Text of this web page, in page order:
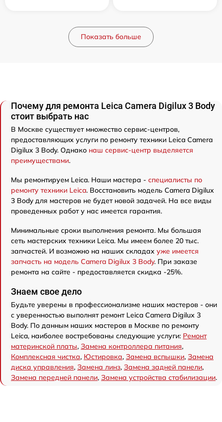
Показать больше
Почему для ремонта Leica Camera Digilux 3 Body
стоит выбрать нас
В Москве существует множество сервис-центров,
предоставляющих услуги по ремонту техники Leica Camera
Digilux 3 Body. Однако наш сервис-центр выделяется
преимуществами.
Мы ремонтируем Leica. Наши мастера - специалисты по
ремонту техники Leica. Восстановить модель Camera Digilux
3 Body для мастеров не будет новой задачей. На все виды
проведенных работ у нас имеется гарантия.
Минимальные сроки выполнения ремонта. Мы большая
сеть мастерских техники Leica. Мы имеем более 20 тыс.
запчастей. И возможно на наших складах уже имеется
запчасть на модель Camera Digilux 3 Body. При заказе
ремонта на сайте - предоставляется скидка -25%.
Знаем свое дело
Будьте уверены в профессионализме наших мастеров - они
с уверенностью выполнят ремонт Leica Camera Digilux 3
Body. По данным наших мастеров в Москве по ремонту
Leica, наиболее востребованы следующие услуги: Ремонт
материнской платы, Замена контроллера питания,
Комплексная чистка, Юстировка, Замена вспышки, Замена
диска управления, Замена линз, Замена задней панели,
Замена передней панели, Замена устройства стабилизации.